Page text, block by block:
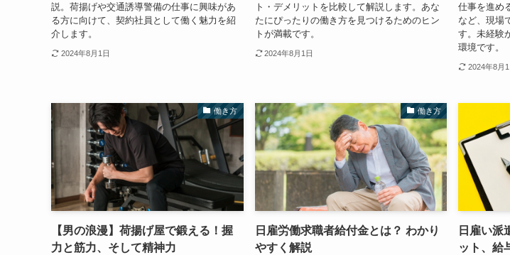
説。荷揚げや交通誘導警備の仕事に興味があ
る方に向けて、契約社員として働く魅力を紹
介します。
2024年8月1日
ト・デメリットを比較して解説します。あな
たにぴったりの働き方を見つけるためのヒン
トが満載です。
2024年8月1日
仕事を進め
など、現場
す。未経験
環境です。
2024年8月1
働き方
【男の浪漫】荷揚げ屋で鍛える！握
力と筋力、そして精神力
働き方
日雇労働求職者給付金とは？ わかり
やすく解説
日雇い派
ット、給